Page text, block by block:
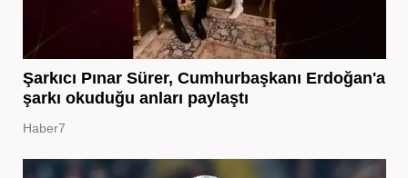
Şarkıcı Pınar Sürer, Cumhurbaşkanı Erdoğan'a
şarkı okuduğu anları paylaştı
Haber7